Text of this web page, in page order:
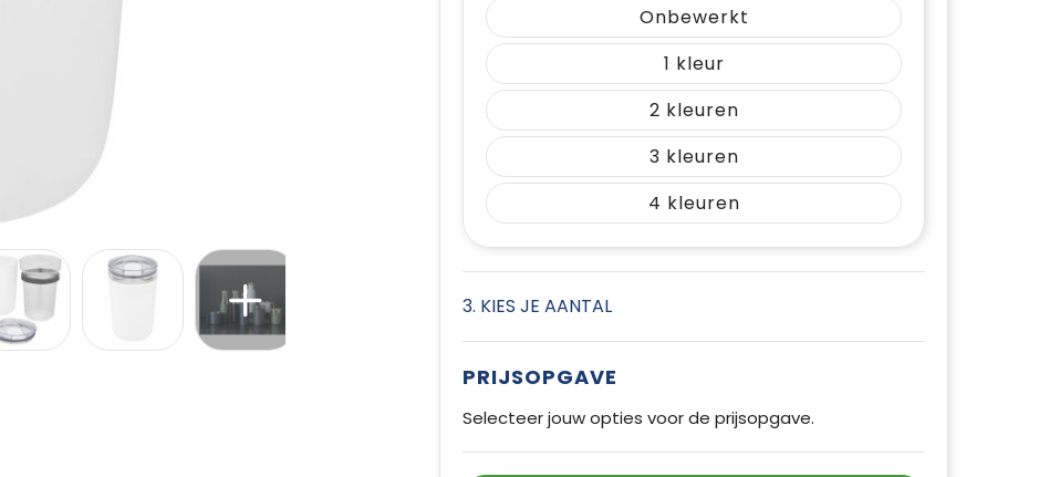
Onbewerkt
1
2
3
4
3. KIES JE AANTAL
PRIJSOPGAVE
Selecteer jouw opties voor de prijsopgave.